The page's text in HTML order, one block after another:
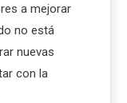
a mejorar
no está
nuevas
con la